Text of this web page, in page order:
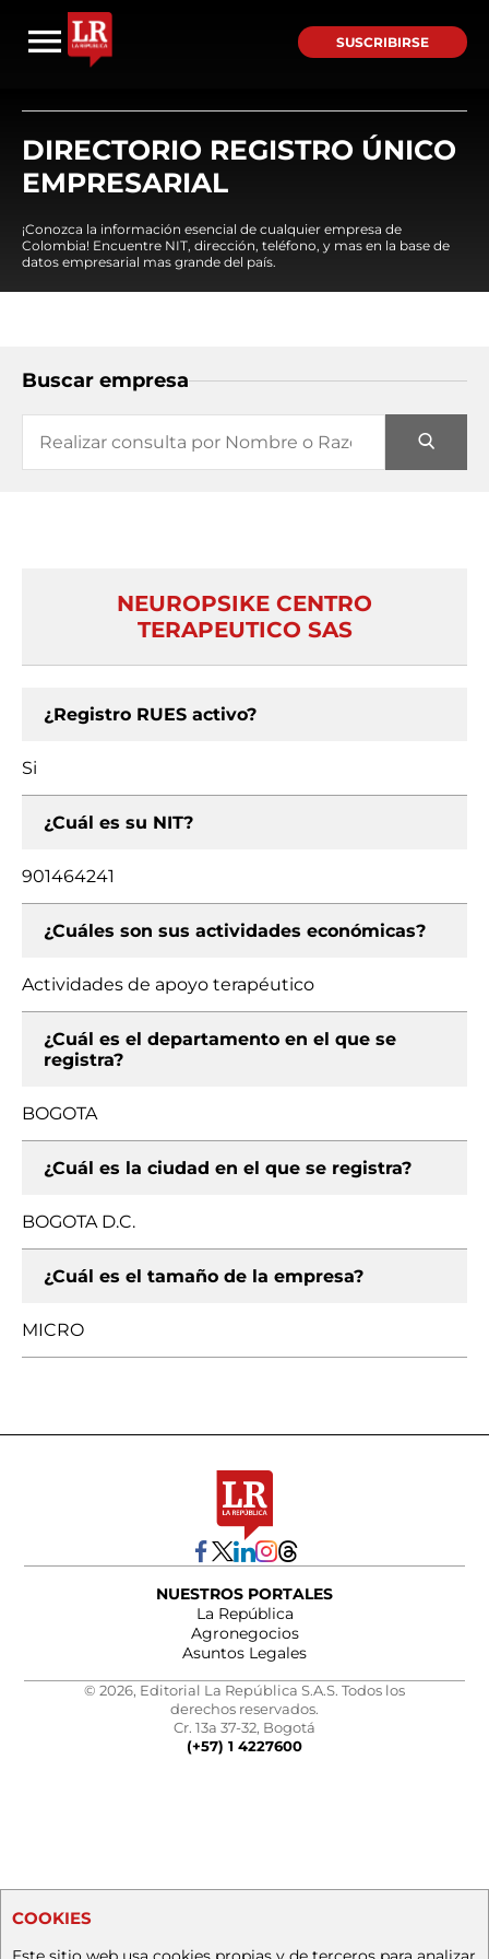
SUSCRIBIRSE
DIRECTORIO REGISTRO ÚNICO
EMPRESARIAL
¡Conozca la información esencial de cualquier empresa de
Colombia! Encuentre NIT, dirección, teléfono, y mas en la base de
datos empresarial mas grande del país.
Buscar empresa
NEUROPSIKE CENTRO
TERAPEUTICO SAS
¿Registro RUES activo?
Si
¿Cuál es su NIT?
901464241
¿Cuáles son sus actividades económicas?
Actividades de apoyo terapéutico
¿Cuál es el departamento en el que se
registra?
BOGOTA
¿Cuál es la ciudad en el que se registra?
BOGOTA D.C.
¿Cuál es el tamaño de la empresa?
MICRO
NUESTROS PORTALES
La República
Agronegocios
Asuntos Legales
© 2026, Editorial La República S.A.S. Todos los
derechos reservados.
Cr. 13a 37-32, Bogotá
(+57) 1 4227600
COOKIES